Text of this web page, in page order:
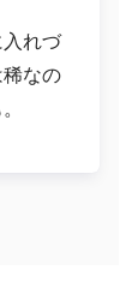
れづ
なの